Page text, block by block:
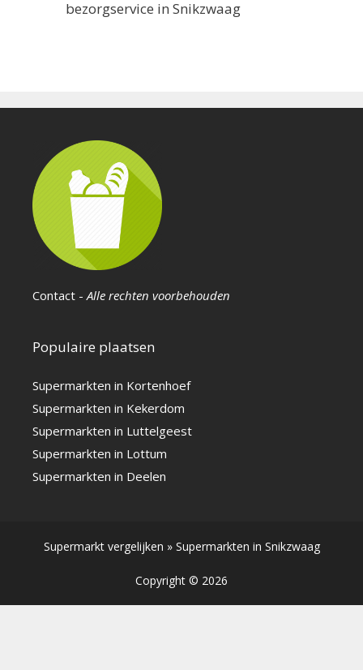
bezorgservice in Snikzwaag
Contact -Alle rechten voorbehouden
Populaire plaatsen
Supermarkten in Kortenhoef
Supermarkten in Kekerdom
Supermarkten in Luttelgeest
Supermarkten in Lottum
Supermarkten in Deelen
Supermarkt vergelijken » Supermarkten in Snikzwaag
Copyright © 2026